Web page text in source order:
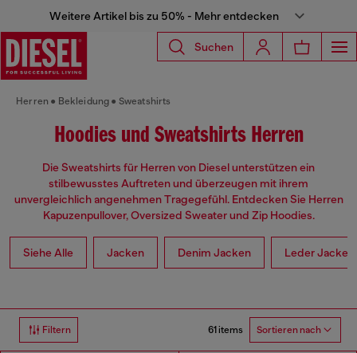
Weitere Artikel bis zu 50% - Mehr entdecken
Suchen
Herren Bekleidung Sweatshirts
Hoodies und Sweatshirts Herren
Die Sweatshirts für Herren von Diesel unterstützen ein
stilbewusstes Auftreten und überzeugen mit ihrem
unvergleichlich angenehmen Tragegefühl. Entdecken Sie Herren
Kapuzenpullover, Oversized Sweater und Zip Hoodies.
Siehe Alle Jacken Denim Jacken Leder Jacken
Filtern 61 items Sortieren nach